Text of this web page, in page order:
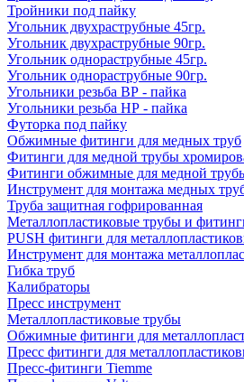
Тройники под пайку
Угольник двухраструбные 45гр.
Угольник двухраструбные 90гр.
Угольник однораструбные 45гр.
Угольник однораструбные 90гр.
Угольники резьба ВР - пайка
Угольники резьба НР - пайка
Футорка под пайку
Обжимные фитинги для медных труб
Фитинги для медной трубы
Фитинги обжимные для медной
Инструмент для монтажа медных
Труба защитная гофрированная
Металлопластиковые трубы и
PUSH фитинги для
Инструмент для монтажа
Гибка труб
Калибраторы
Пресс инструмент
Металлопластиковые трубы
Обжимные фитинги для
Пресс фитинги для
Пресс-фитинги Tiemme